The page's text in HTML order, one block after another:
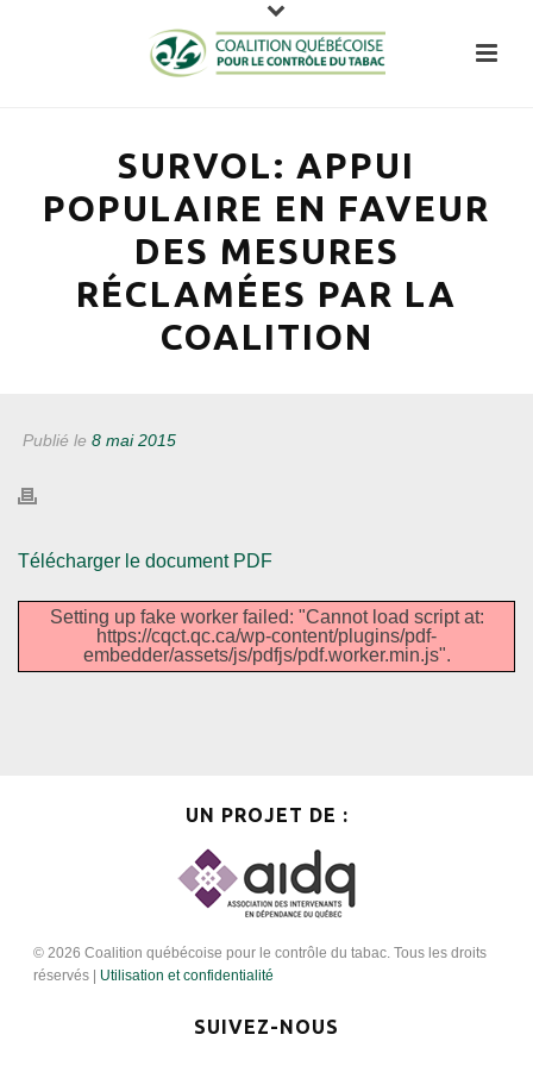
SURVOL: APPUI
POPULAIRE EN FAVEUR
DES MESURES
RÉCLAMÉES PAR LA
COALITION
Publié le 8 mai 2015
Télécharger le document PDF
Setting up fake worker failed: "Cannot load script at:
https://cqct.qc.ca/wp-content/plugins/pdf-
embedder/assets/js/pdfjs/pdf.worker.min.js".
UN PROJET DE :
© 2026 Coalition québécoise pour le contrôle du tabac. Tous les droits
réservés | Utilisation et confidentialité
SUIVEZ-NOUS